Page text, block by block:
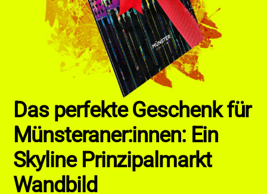
Das perfekte Geschenk für
Münsteraner:innen: Ein
Skyline Prinzipalmarkt
Wandbild